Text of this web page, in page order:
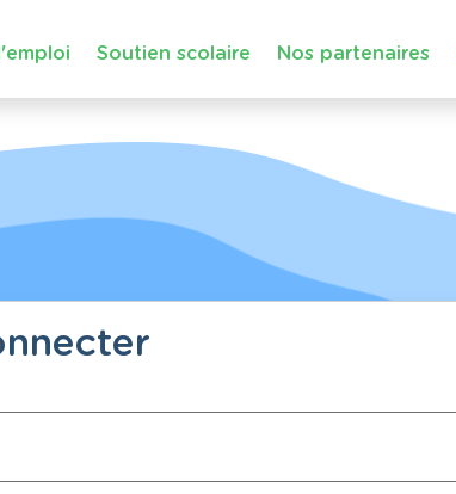
Soutien scolaire Nos partenaires